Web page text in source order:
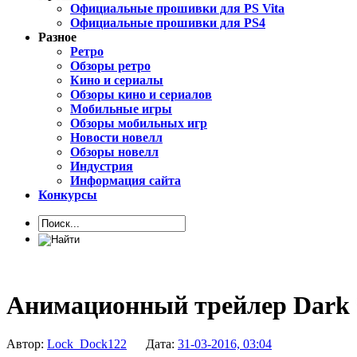
Официальные прошивки для PS Vita
Официальные прошивки для PS4
Разное
Ретро
Обзоры ретро
Кино и сериалы
Обзоры кино и сериалов
Мобильные игры
Обзоры мобильных игр
Новости новелл
Обзоры новелл
Индустрия
Информация сайта
Конкурсы
Анимационный трейлер Dark
Автор: Lock_Dock122 Дата: 31-03-2016, 03:04